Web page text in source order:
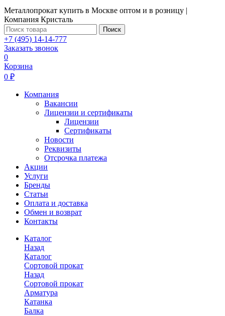
Металлопрокат купить в Москве оптом и в розницу |
Компания Кристаль
Поиск
+7 (495) 14-14-777
Заказать звонок
0
Корзина
0 ₽
Компания
Вакансии
Лицензии и сертификаты
Лицензии
Сертификаты
Новости
Реквизиты
Отсрочка платежа
Акции
Услуги
Бренды
Статьи
Оплата и доставка
Обмен и возврат
Контакты
Каталог
Назад
Каталог
Сортовой прокат
Назад
Сортовой прокат
Арматура
Катанка
Балка